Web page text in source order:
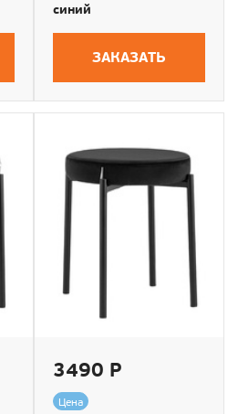
синий
ЗАКАЗАТЬ
3490 Р
Цена